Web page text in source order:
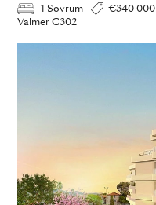
1 Sovrum
€340 000
Valmer C302